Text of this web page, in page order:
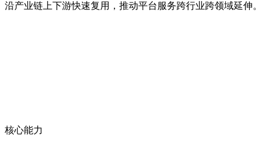
沿产业链上下游快速复用，推动平台服务跨行业跨领域延伸。
核心能力